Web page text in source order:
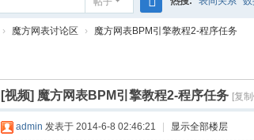
搜
魔方网表价格 编辑
› 魔方网表讨论区 › 魔方网表BPM引擎教程2-程序任务
[视频] 魔方网表BPM引擎教程2-程序任务 [复
admin 发表于 2014-6-8 02:46:21 显示全部楼层